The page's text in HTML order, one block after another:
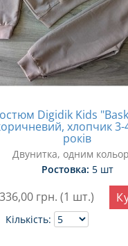
Digidik Kids
хлопчик 3-
років
Двунитка, одним
Ростовка: 5 шт
336,00 грн. (1 шт.)
Кількість: